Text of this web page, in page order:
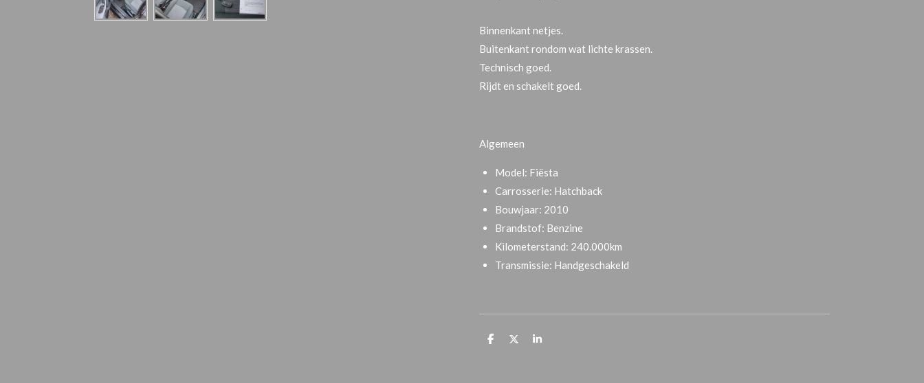
Binnenkant netjes.
Buitenkant rondom wat lichte krassen.
Technisch goed.
Rijdt en schakelt goed.
Algemeen
Model: Fiësta
Carrosserie: Hatchback
Bouwjaar: 2010
Brandstof: Benzine
Kilometerstand: 240.000km
Transmissie: Handgeschakeld
D
D
S